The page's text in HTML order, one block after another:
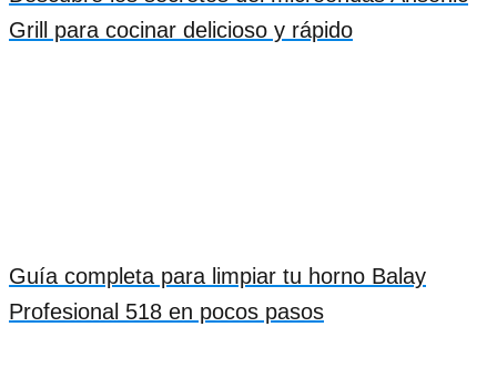
Grill para cocinar delicioso y rápido
Guía completa para limpiar tu horno Balay
Profesional 518 en pocos pasos